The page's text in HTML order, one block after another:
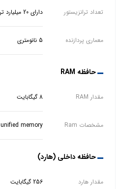
تعداد ترانزیستور دارای 20 میلیارد ترانزیستور
معماری پردازنده 5 نانومتری
حافظه RAM
مقدار RAM 8 گیگابایت
مشخصات Ram unified memory
حافظه داخلی (هارد)
مقدار هارد 256 گیگابایت